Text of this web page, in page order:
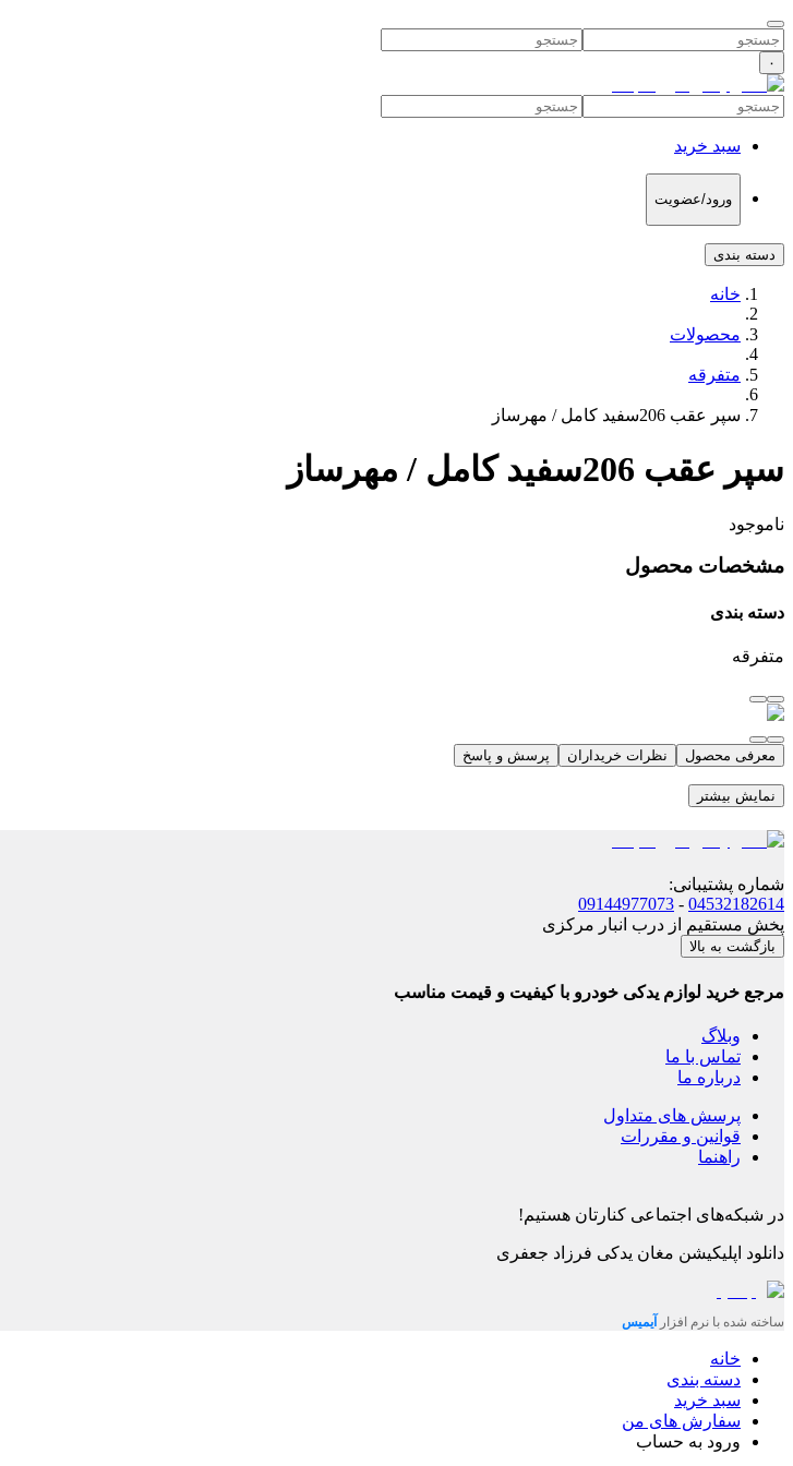
۰
سبد خرید
ورود/عضویت
دسته بندی
خانه
محصولات
متفرقه
سپر عقب 206سفید کامل / مهرساز
سپر عقب 206سفید کامل / مهرساز
ناموجود
مشخصات محصول
دسته بندی
متفرقه
معرفی محصول نظرات خریداران پرسش و پاسخ
نمایش بیشتر
شماره پشتیبانی:
04532182614
-
09144977073
پخش مستقیم از درب انبار مرکزی
بازگشت به بالا
مرجع خرید لوازم یدکی خودرو با کیفیت و قیمت مناسب
وبلاگ
تماس با ما
درباره ما
پرسش های متداول
قوانین و مقررات
راهنما
در شبکه‌های اجتماعی کنارتان هستیم!
دانلود اپلیکیشن مغان یدکی فرزاد جعفری
ساخته شده با نرم افزار آیمیس
خانه
دسته بندی
سبد خرید
سفارش های من
ورود به حساب